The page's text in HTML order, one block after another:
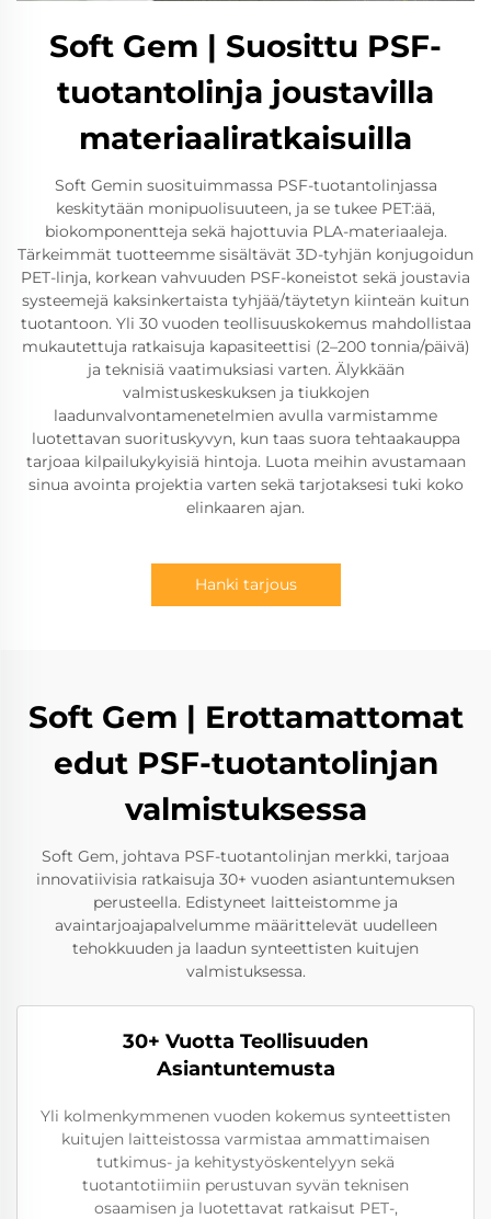
Soft Gem | Suosittu PSF-
tuotantolinja joustavilla
materiaaliratkaisuilla
Soft Gemin suosituimmassa PSF-tuotantolinjassa
keskitytään monipuolisuuteen, ja se tukee PET:ää,
biokomponentteja sekä hajottuvia PLA-materiaaleja.
Tärkeimmät tuotteemme sisältävät 3D-tyhjän konjugoidun
PET-linja, korkean vahvuuden PSF-koneistot sekä joustavia
systeemejä kaksinkertaista tyhjää/täytetyn kiinteän kuitun
tuotantoon. Yli 30 vuoden teollisuuskokemus mahdollistaa
mukautettuja ratkaisuja kapasiteettisi (2–200 tonnia/päivä)
ja teknisiä vaatimuksiasi varten. Älykkään
valmistuskeskuksen ja tiukkojen
laadunvalvontamenetelmien avulla varmistamme
luotettavan suorituskyvyn, kun taas suora tehtaakauppa
tarjoaa kilpailukykyisiä hintoja. Luota meihin avustamaan
sinua avointa projektia varten sekä tarjotaksesi tuki koko
elinkaaren ajan.
Hanki tarjous
Soft Gem | Erottamattomat
edut PSF-tuotantolinjan
valmistuksessa
Soft Gem, johtava PSF-tuotantolinjan merkki, tarjoaa
innovatiivisia ratkaisuja 30+ vuoden asiantuntemuksen
perusteella. Edistyneet laitteistomme ja
avaintarjoajapalvelumme määrittelevät uudelleen
tehokkuuden ja laadun synteettisten kuitujen
valmistuksessa.
30+ Vuotta Teollisuuden
Asiantuntemusta
Yli kolmenkymmenen vuoden kokemus synteettisten
kuitujen laitteistossa varmistaa ammattimaisen
tutkimus- ja kehitystyöskentelyyn sekä
tuotantotiimiin perustuvan syvän teknisen
osaamisen ja luotettavat ratkaisut PET-,